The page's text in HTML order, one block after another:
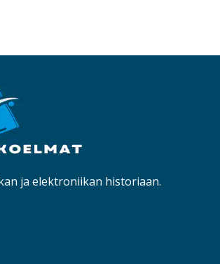
ja elektroniikan historiaan.